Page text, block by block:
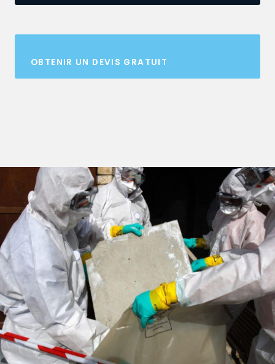
OBTENIR UN DEVIS GRATUIT